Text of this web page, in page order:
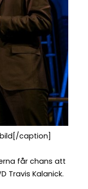
caption]
får chans att
Travis Kalanick.